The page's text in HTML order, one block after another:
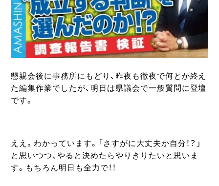
懇親会後に事務所にもどり、昨夜も徹夜で何とか終え
た編集作業でしたが、明日は県議会で一般質問に登壇
です。
ええ。わかっています。「さすがに大丈夫か自分！？」
と思いつつ、やると決めたらやりきりたいと思いま
す。もちろん明日も全力で！！